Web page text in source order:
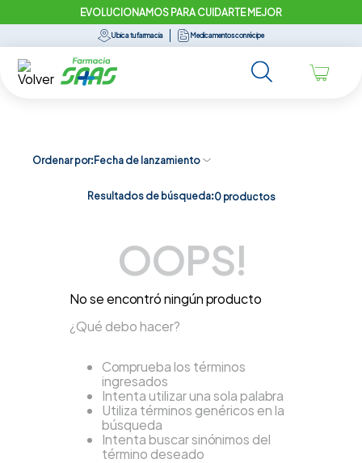
EVOLUCIONAMOS PARA CUIDARTE MEJOR
Ubica tu farmacia Medicamentos con récipe
Ordenar por Fecha de lanzamiento
Resultados de búsqueda:0 productos
OOPS!
No se encontró ningún producto
¿Qué debo hacer?
Comprueba los términos
ingresados
Intenta utilizar una sola palabra
Utiliza términos genéricos en la
búsqueda
Intenta buscar sinónimos del
término deseado